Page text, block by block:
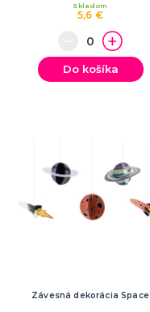
5,6 €
Skladom
Do košíka
Závesná dekorácia Space